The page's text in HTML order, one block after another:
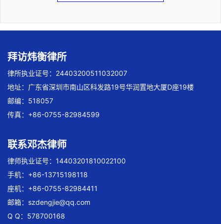
拜访炜衡律所
律所执业证号：24403200511032007
地址：广东省深圳市南山区科发路19号华润置地大厦D座19楼
邮编：518057
传真：+86-0755-82984599
联系邓杰律师
律师执业证号：14403201810022100
手机：+86-13715198118
座机：+86-0755-82984411
邮箱： szdengjie@qq.com
Q Q：578700168